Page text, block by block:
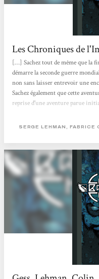
Les Chroniques de
[…] Sachez tout de même que la
démarre la seconde guerre
non sans laisser entrevoir une
Sachez également que cette
reprise d'une aventure parue
magnifiquement mis en image
SERGE LEHMAN, FABRICE